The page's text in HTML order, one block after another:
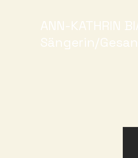
ANN-KATHRIN
Sängerin/